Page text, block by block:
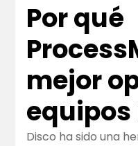
Por qué
mejor
Disco ha sido una